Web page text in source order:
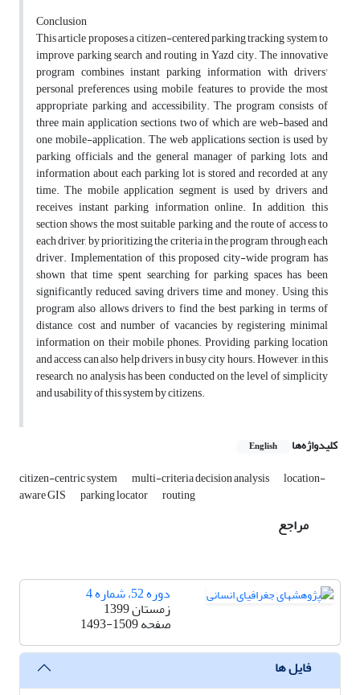
Conclusion
This article proposes a citizen-centered parking tracking system to
improve parking search and routing in Yazd city. The innovative
program combines instant parking information with drivers'
personal preferences using mobile features to provide the most
appropriate parking and accessibility. The program consists of
three main application sections, two of which are web-based and
one mobile-application. The web applications section is used by
parking officials and the general manager of parking lots, and
information about each parking lot is stored and recorded at any
time. The mobile application segment is used by drivers and
receives instant parking information online. In addition, this
section shows the most suitable parking and the route of access to
each driver, by prioritizing the criteria in the program through each
driver. Implementation of this proposed city-wide program has
shown that time spent searching for parking spaces has been
significantly reduced, saving drivers time and money. Using this
program also allows drivers to find the best parking in terms of
distance, cost and number of vacancies by registering minimal
information on their mobile phones. Providing parking location
and access can also help drivers in busy city hours. However, in this
research, no analysis has been conducted on the level of simplicity
and usability of this system by citizens.
کلیدواژه‌ها English
citizen-centric system multi-criteria decision analysis location-
aware GIS parking locator routing
مراجع
دوره 52، شماره 4
زمستان 1399
صفحه1493-1509
فایل ها